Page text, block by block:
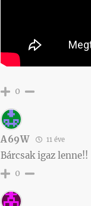
0
A69W 11 éve
Bárcsak igaz lenne!!
0